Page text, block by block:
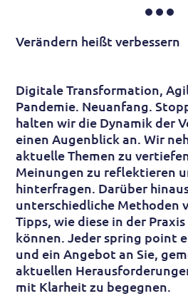
Verändern heißt verbessern
Digitale Transformation,
Pandemie. Neuanfang.
halten wir die Dynamik der
einen Augenblick an. Wir
aktuelle Themen zu
Meinungen zu reflektieren
hinterfragen. Darüber
unterschiedliche Methoden
Tipps, wie diese in der
können. Jeder spring point
und ein Angebot an Sie,
aktuellen
mit Klarheit zu begegnen.